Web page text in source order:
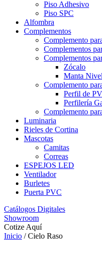
Piso Adhesivo
Piso SPC
Alfombra
Complementos
Complemento
Complementos
Complementos
Zócalo
Manta
Complemento
Perfil de
Perfilería
Complemento
Luminaria
Rieles de Cortina
Mascotas
Camitas
Correas
ESPEJOS LED
Ventilador
Burletes
Puerta PVC
Catálogos Digitales
Showroom
Cotize Aquí
Inicio / Cielo Raso